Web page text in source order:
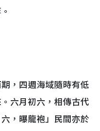
，四週海域隨時有低
六月初六，相傳古代
，曝龍袍」民間亦於